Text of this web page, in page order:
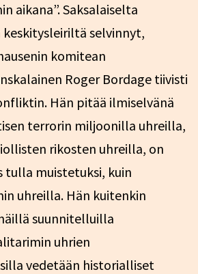
aikana”. Saksalaiselta
keskitysleiriltä selvinnyt,
komitean
Roger Bordage tiivisti
Hän pitää ilmiselvänä
terrorin miljoonilla uhreilla,
rikosten uhreilla, on
tulla muistetuksi, kuin
uhreilla. Hän kuitenkin
suunnitelluilla
uhrien
vedetään historialliset